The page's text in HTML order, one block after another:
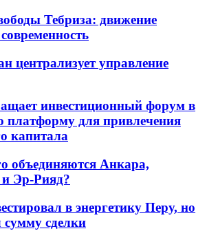
Тебриза: движение
централизует управление
инвестиционный форум в
платформу для привлечения
капитала
объединяются Анкара,
Эр-Рияд?
в энергетику Перу, но
сделки